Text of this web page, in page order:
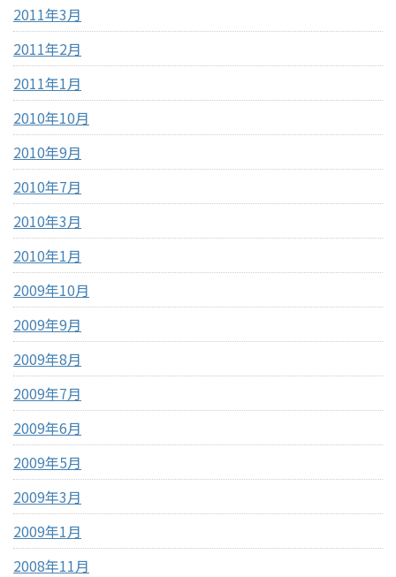
2011年3月
2011年2月
2011年1月
2010年10月
2010年9月
2010年7月
2010年3月
2010年1月
2009年10月
2009年9月
2009年8月
2009年7月
2009年6月
2009年5月
2009年3月
2009年1月
2008年11月